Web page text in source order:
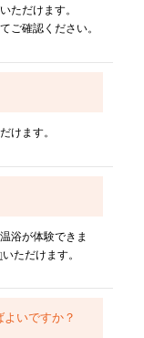
ただけます。
ご確認ください。
けます。
浴が体験できま
いただけます。
いですか？